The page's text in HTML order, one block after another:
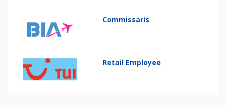
Commissaris
Retail Employee